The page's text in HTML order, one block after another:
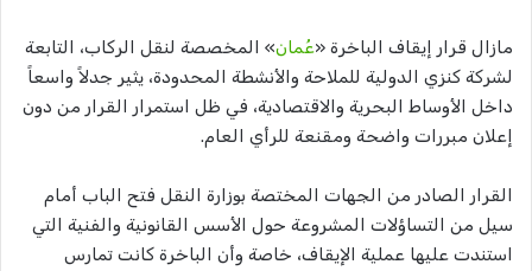
مازال قرار إيقاف الباخرة «عُمان» المخصصة لنقل الركاب، التابعة
لشركة كنزي الدولية للملاحة والأنشطة المحدودة، يثير جدلاً واسعاً
داخل الأوساط البحرية والاقتصادية، في ظل استمرار القرار من دون
إعلان مبررات واضحة ومقنعة للرأي العام.
القرار الصادر من الجهات المختصة بوزارة النقل فتح الباب أمام
سيل من التساؤلات المشروعة حول الأسس القانونية والفنية التي
استندت عليها عملية الإيقاف، خاصة وأن الباخرة كانت تمارس